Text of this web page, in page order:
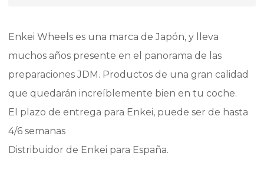
Enkei Wheels es una marca de Japón, y lleva
muchos años presente en el panorama de las
preparaciones JDM. Productos de una gran calidad
que quedarán increíblemente bien en tu coche.
El plazo de entrega para Enkei, puede ser de hasta
4/6 semanas
Distribuidor de Enkei para España.